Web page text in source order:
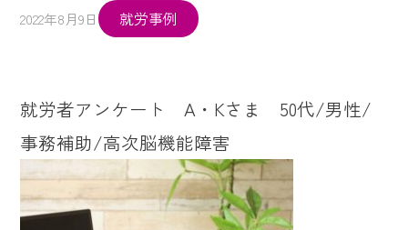
2022年8月9日 就労事例
就労者アンケート A・Kさま 50代/男性/
事務補助/高次脳機能障害